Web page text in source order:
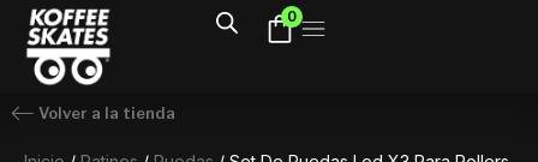
contenido
0
Volver a la tienda